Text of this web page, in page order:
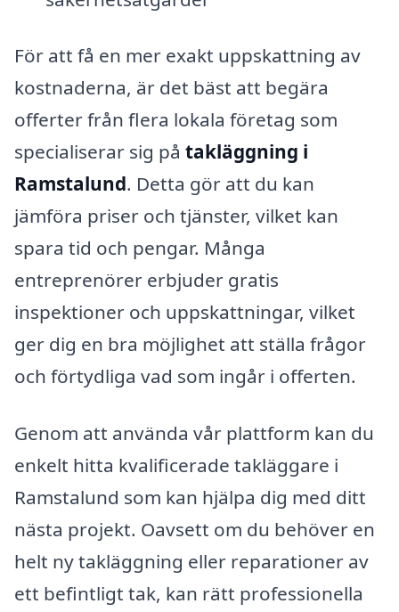
För att få en mer exakt uppskattning av
kostnaderna, är det bäst att begära
offerter från flera lokala företag som
specialiserar sig på takläggning i
Ramstalund. Detta gör att du kan
jämföra priser och tjänster, vilket kan
spara tid och pengar. Många
entreprenörer erbjuder gratis
inspektioner och uppskattningar, vilket
ger dig en bra möjlighet att ställa frågor
och förtydliga vad som ingår i offerten.
Genom att använda vår plattform kan du
enkelt hitta kvalificerade takläggare i
Ramstalund som kan hjälpa dig med ditt
nästa projekt. Oavsett om du behöver en
helt ny takläggning eller reparationer av
ett befintligt tak, kan rätt professionella